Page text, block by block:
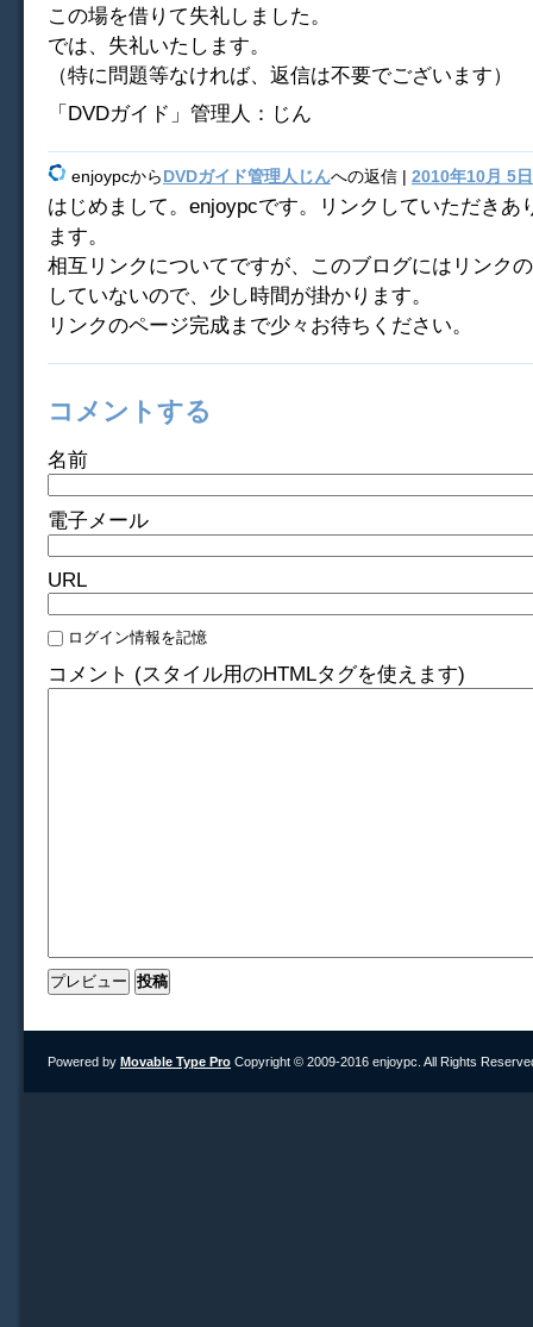
この場を借りて失礼しました。
では、失礼いたします。
（特に問題等なければ、返信は不要でございます）
「DVDガイド」管理人：じん
enjoypcからDVDガイド管理人じんへの返信 | 2010年10月 5
はじめまして。enjoypcです。リンクしていただきあ
ます。
相互リンクについてですが、このブログにはリンク
していないので、少し時間が掛かります。
リンクのページ完成まで少々お待ちください。
コメントする
名前
電子メール
URL
ログイン情報を記憶
コメント (スタイル用のHTMLタグを使えます)
Powered by Movable Type Pro Copyright © 2009-2016 enjoypc. All Rights